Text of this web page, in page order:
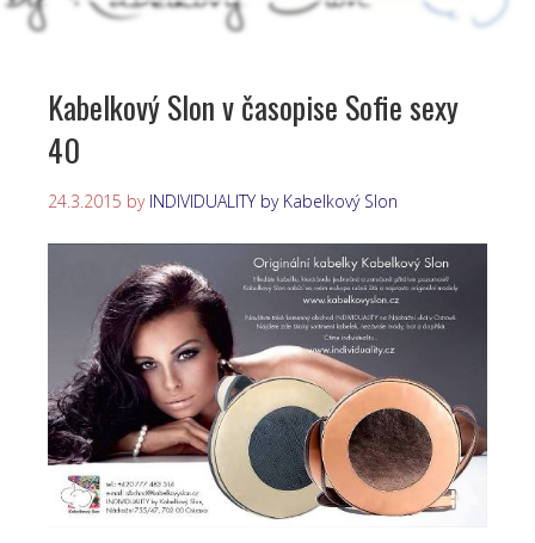
Kabelkový Slon v časopise Sofie sexy
40
24.3.2015 by INDIVIDUALITY by Kabelkový Slon